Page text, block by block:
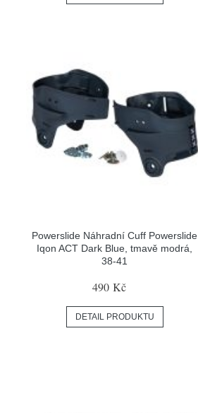
Powerslide Náhradní Cuff Powerslide
Iqon ACT Dark Blue, tmavě modrá,
38-41
490 Kč
DETAIL PRODUKTU